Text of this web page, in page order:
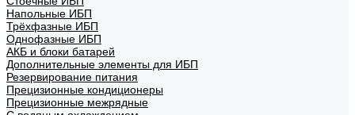
Напольные ИБП
Трёхфазные ИБП
Однофазные ИБП
АКБ и блоки батарей
Дополнительные элементы для ИБП
Резервирование питания
Прецизионные кондиционеры
Прецизионные межрядные